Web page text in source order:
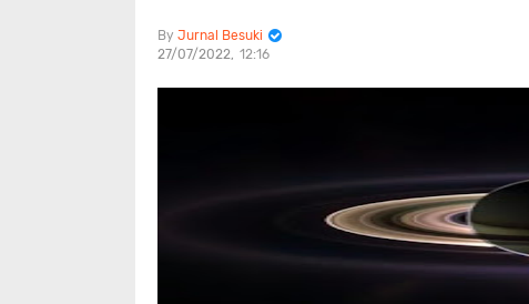
Jurnal Besuki
27/07/2022 12:16